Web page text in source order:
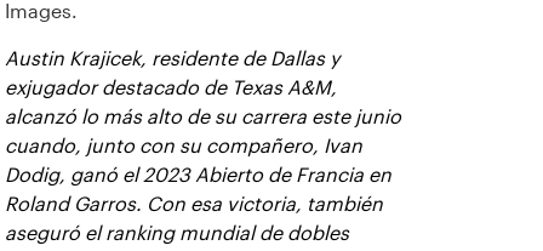
Images.
Austin Krajicek, residente de Dallas y
exjugador destacado de Texas A&M,
alcanzó lo más alto de su carrera este junio
cuando, junto con su compañero, Ivan
Dodig, ganó el 2023 Abierto de Francia en
Roland Garros. Con esa victoria, también
aseguró el ranking mundial de dobles